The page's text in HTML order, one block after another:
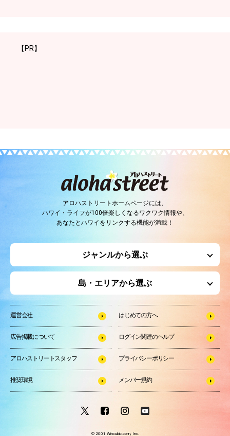
【PR】
アロハストリートホームページには、
ハワイ・ライフが100倍楽しくなるワクワク情報や、
あなたとハワイをリンクする機能が満載！
ジャンルから選ぶ
島・エリアから選ぶ
運営会社 はじめての方へ
広告掲載について ログイン関連のヘルプ
アロハストリートスタッフ プライバシーポリシー
推奨環境 メンバー規約
© 2001 Wincubic.com, Inc.